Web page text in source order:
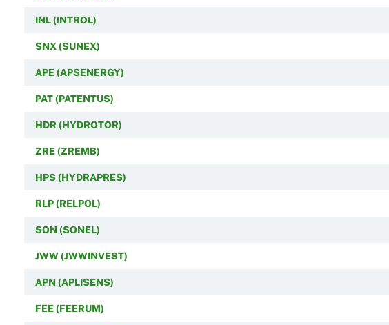
INL (INTROL)
SNX (SUNEX)
APE (APSENERGY)
PAT (PATENTUS)
HDR (HYDROTOR)
ZRE (ZREMB)
HPS (HYDRAPRES)
RLP (RELPOL)
SON (SONEL)
JWW (JWWINVEST)
APN (APLISENS)
FEE (FEERUM)